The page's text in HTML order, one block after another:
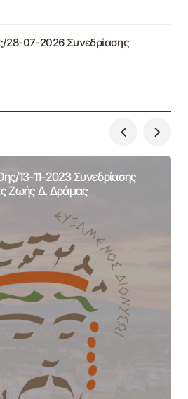
28-07-2026 Συνεδρίασης
13-11-2023 Συνεδρίασης
Ζωής Δ. Δράμας